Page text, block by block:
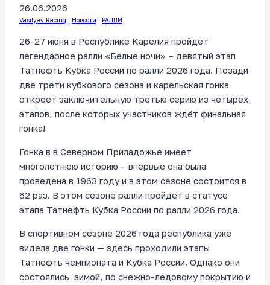
26.06.2026
Vasilyev Racing | Новости | РАЛЛИ
26-27 июня в Республике Карелия пройдет
легендарное ралли «Белые ночи» – девятый этап
Татнефть Кубка России по ралли 2026 года. Позади
две трети кубкового сезона и карельская гонка
откроет заключительную третью серию из четырёх
этапов, после которых участников ждёт финальная
гонка!
Гонка в в Северном Приладожье имеет
многолетнюю историю – впервые она была
проведена в 1963 году и в этом сезоне состоится в
62 раз. В этом сезоне ралли пройдёт в статусе
этапа Татнефть Кубка России по ралли 2026 года.
В спортивном сезоне 2026 года республика уже
видела две гонки — здесь проходили этапы
Татнефть чемпионата и Кубка России. Однако они
состоялись зимой, по снежно-ледовому покрытию и